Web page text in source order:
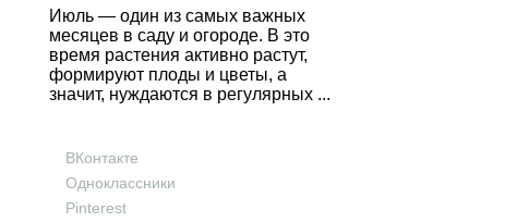
Июль — один из самых важных
месяцев в саду и огороде. В это
время растения активно растут,
формируют плоды и цветы, а
значит, нуждаются в регулярных ...
ВКонтакте
Одноклассники
Pinterest